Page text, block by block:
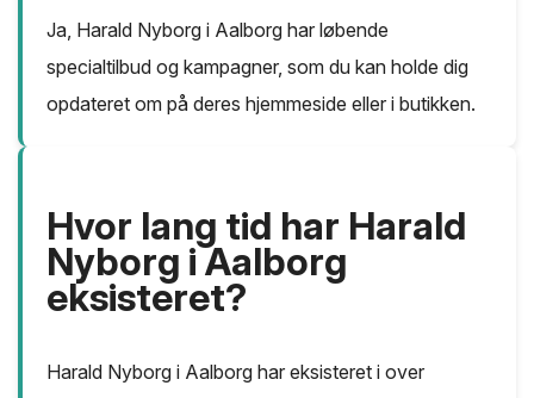
Ja, Harald Nyborg i Aalborg har løbende
specialtilbud og kampagner, som du kan holde dig
opdateret om på deres hjemmeside eller i butikken.
Hvor lang tid har Harald
Nyborg i Aalborg
eksisteret?
Harald Nyborg i Aalborg har eksisteret i over